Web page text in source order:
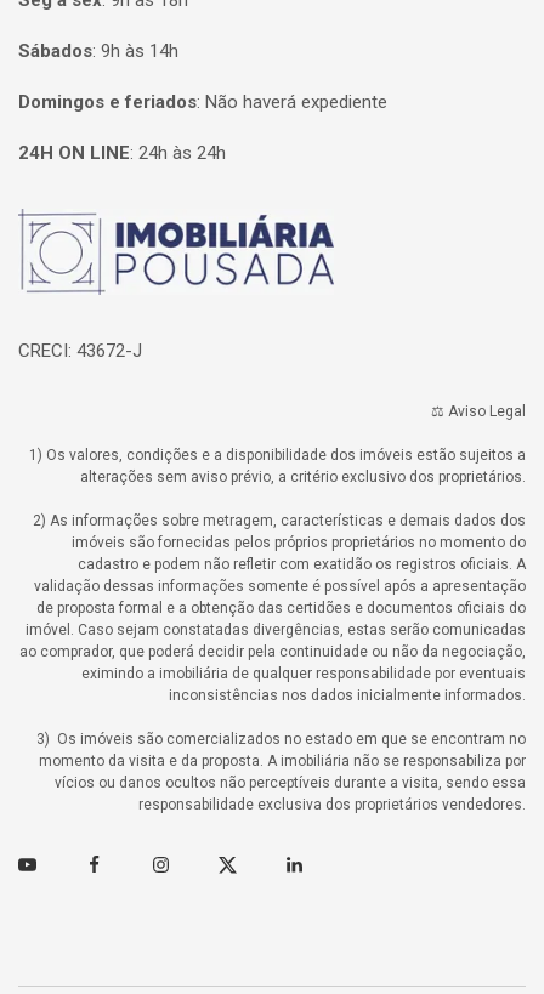
Sábados: 9h às 14h
Domingos e feriados: Não haverá expediente
24H ON LINE: 24h às 24h
Página inicial
CRECI: 43672-J
⚖️ Aviso Legal
1) Os valores, condições e a disponibilidade dos imóveis estão sujeitos a
alterações sem aviso prévio, a critério exclusivo dos proprietários.
2) As informações sobre metragem, características e demais dados dos
imóveis são fornecidas pelos próprios proprietários no momento do
cadastro e podem não refletir com exatidão os registros oficiais. A
validação dessas informações somente é possível após a apresentação
de proposta formal e a obtenção das certidões e documentos oficiais do
imóvel. Caso sejam constatadas divergências, estas serão comunicadas
ao comprador, que poderá decidir pela continuidade ou não da negociação,
eximindo a imobiliária de qualquer responsabilidade por eventuais
inconsistências nos dados inicialmente informados.
3) Os imóveis são comercializados no estado em que se encontram no
momento da visita e da proposta. A imobiliária não se responsabiliza por
vícios ou danos ocultos não perceptíveis durante a visita, sendo essa
responsabilidade exclusiva dos proprietários vendedores.
Youtube FacebookInstagramTwitter Linkedin